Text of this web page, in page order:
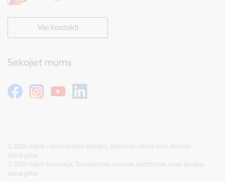
Visi kontakti
Sekojiet mums
© 2026 Valsts robežsardzes koledža, publicētā satura visas tiesības
aizsargātas.
© 2020 Valsts kanceleja, Tīmekļvietņu vienotās platformas visas tiesības
aizsargātas.